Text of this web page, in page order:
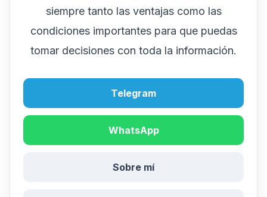
siempre tanto las ventajas como las
condiciones importantes para que puedas
tomar decisiones con toda la información.
Telegram
WhatsApp
Sobre mí